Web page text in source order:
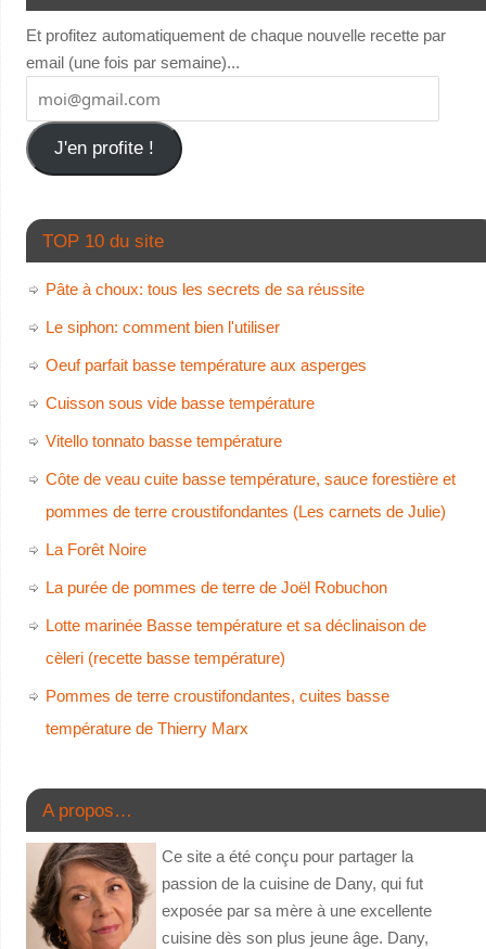
Et profitez automatiquement de chaque nouvelle recette par
email (une fois par semaine)...
J'en profite !
TOP 10 du site
Pâte à choux: tous les secrets de sa réussite
Le siphon: comment bien l'utiliser
Oeuf parfait basse température aux asperges
Cuisson sous vide basse température
Vitello tonnato basse température
Côte de veau cuite basse température, sauce forestière et
pommes de terre croustifondantes (Les carnets de Julie)
La Forêt Noire
La purée de pommes de terre de Joël Robuchon
Lotte marinée Basse température et sa déclinaison de
cèleri (recette basse température)
Pommes de terre croustifondantes, cuites basse
température de Thierry Marx
A propos…
Ce site a été conçu pour partager la
passion de la cuisine de Dany, qui fut
exposée par sa mère à une excellente
cuisine dès son plus jeune âge. Dany,